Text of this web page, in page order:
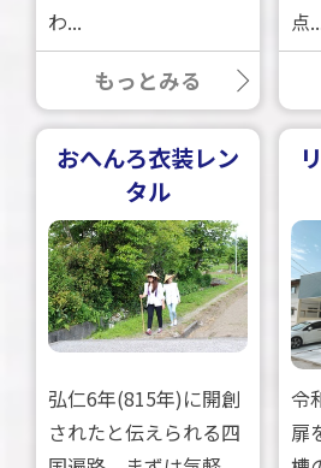
わ...
もっとみる
点
おへんろ衣装レン
タル
弘仁6年(815年)に開創
されたと伝えられる四
令
扉